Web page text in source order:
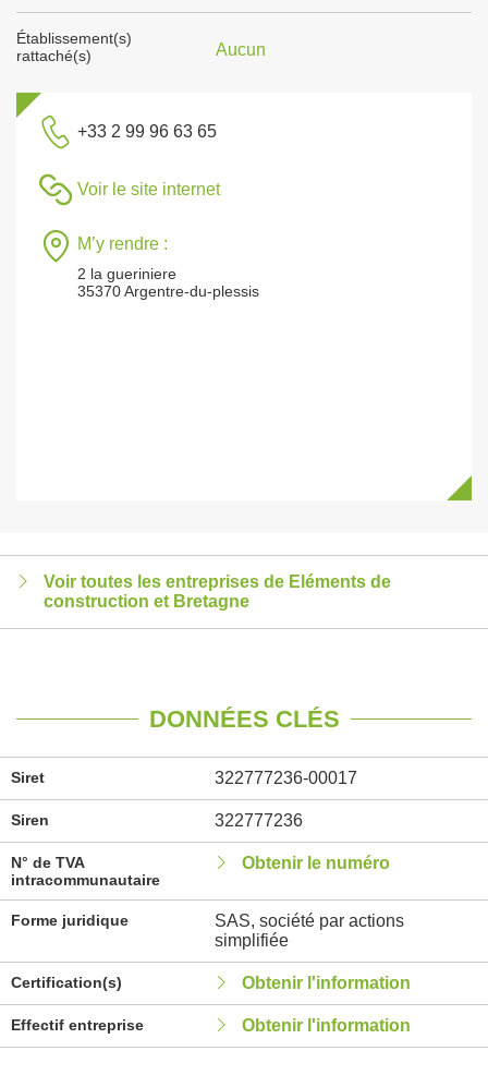
Établissement(s)
rattaché(s)
Aucun
+33 2 99 96 63 65
Voir le site internet
M’y rendre :
2 la gueriniere
35370 Argentre-du-plessis
Voir toutes les entreprises de Eléments de
construction et Bretagne
DONNÉES CLÉS
Siret 322777236-00017
Siren 322777236
N° de TVA
intracommunautaire
Obtenir le numéro
Forme juridique
SAS, société par actions
simplifiée
Certification(s) Obtenir l'information
Effectif entreprise Obtenir l'information